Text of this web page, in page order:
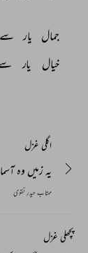
جمال یار سے
خیال
یار
اگلی غزل
یہ زمیں وہ
مہتاب حیدر نقوی
پچھلی غزل